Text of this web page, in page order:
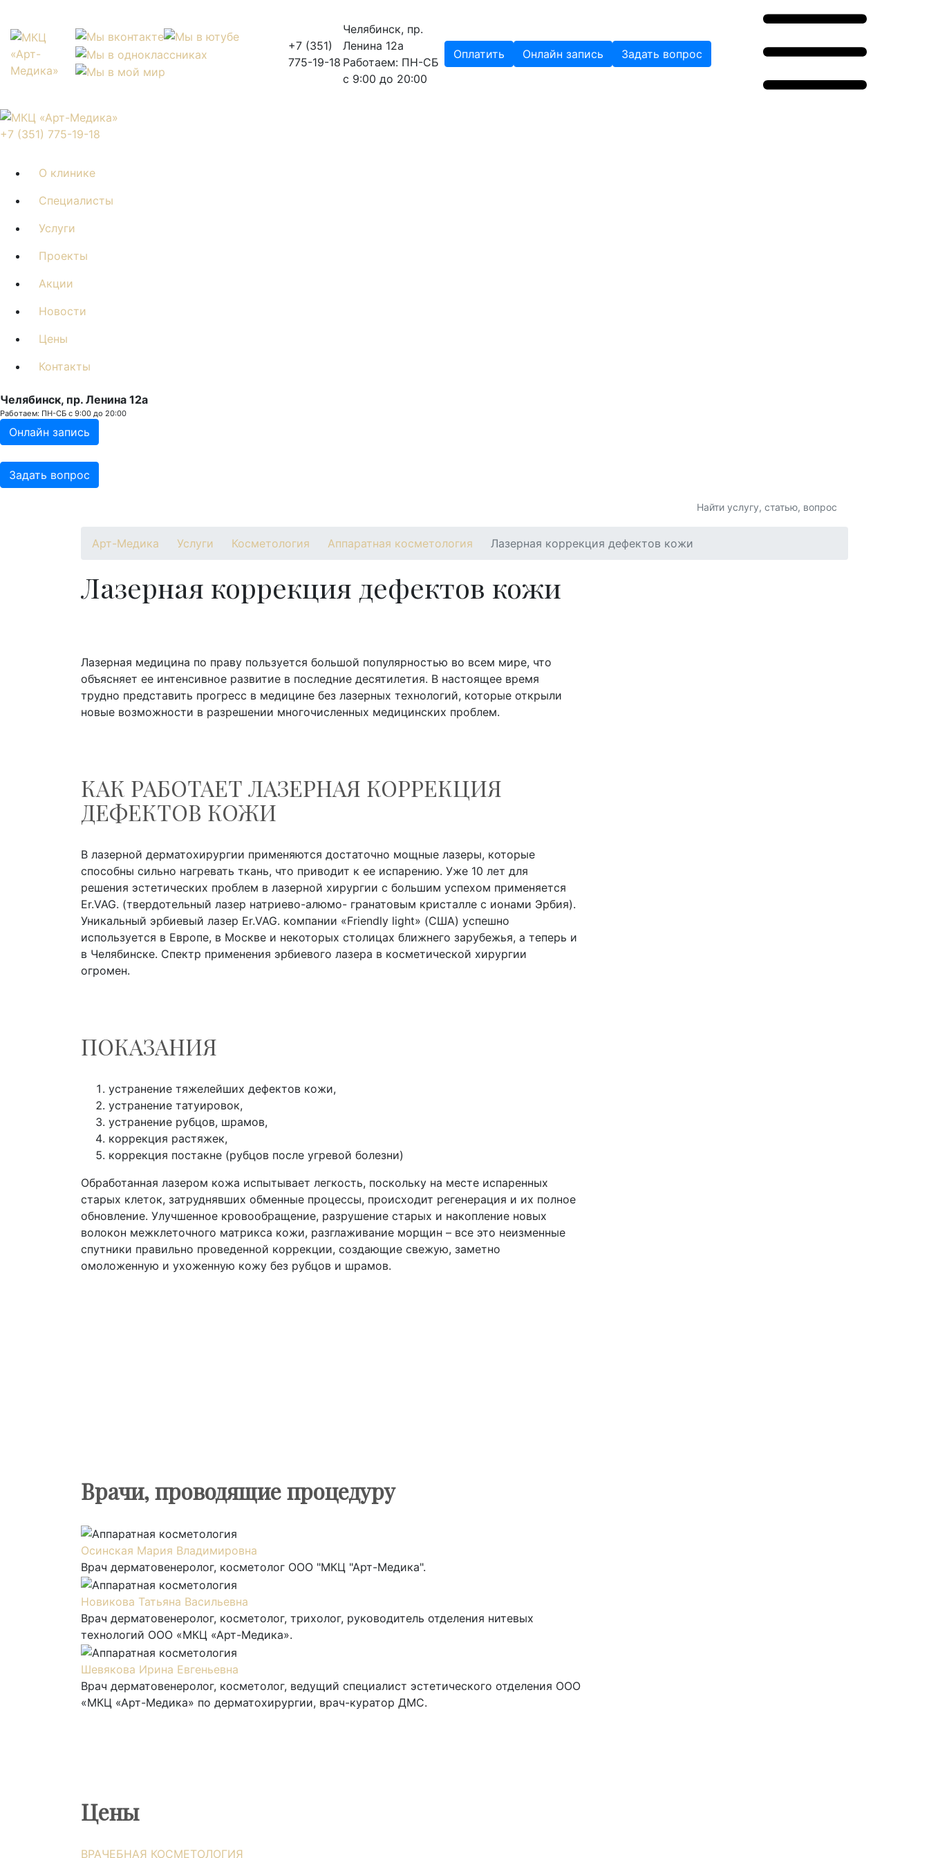
+7 (351)
775-19-18
Челябинск, пр.
Ленина 12a
Работаем: ПН-СБ
с 9:00 до 20:00
Оплатить Онлайн запись Задать вопрос
+7 (351) 775-19-18
О клинике
Специалисты
Услуги
Проекты
Акции
Новости
Цены
Контакты
Челябинск, пр. Ленина 12a
Работаем: ПН-СБ с 9:00 до 20:00
Онлайн запись
Задать вопрос
Арт-Медика Услуги Косметология Аппаратная косметология Лазерная коррекция дефектов кожи
Лазерная коррекция дефектов кожи
Лазерная медицина по праву пользуется большой популярностью во всем мире, что
объясняет ее интенсивное развитие в последние десятилетия. В настоящее время
трудно представить прогресс в медицине без лазерных технологий, которые открыли
новые возможности в разрешении многочисленных медицинских проблем.
КАК РАБОТАЕТ ЛАЗЕРНАЯ КОРРЕКЦИЯ
ДЕФЕКТОВ КОЖИ
В лазерной дерматохирургии применяются достаточно мощные лазеры, которые
способны сильно нагревать ткань, что приводит к ее испарению. Уже 10 лет для
решения эстетических проблем в лазерной хирургии с большим успехом применяется
Er.VAG. (твердотельный лазер натриево-алюмо- гранатовым кристалле с ионами Эрбия).
Уникальный эрбиевый лазер Er.VAG. компании «Friendly light» (США) успешно
используется в Европе, в Москве и некоторых столицах ближнего зарубежья, а теперь и
в Челябинске. Спектр применения эрбиевого лазера в косметической хирургии
огромен.
ПОКАЗАНИЯ
устранение тяжелейших дефектов кожи,
устранение татуировок,
устранение рубцов, шрамов,
коррекция растяжек,
коррекция постакне (рубцов после угревой болезни)
Обработанная лазером кожа испытывает легкость, поскольку на месте испаренных
старых клеток, затруднявших обменные процессы, происходит регенерация и их полное
обновление. Улучшенное кровообращение, разрушение старых и накопление новых
волокон межклеточного матрикса кожи, разглаживание морщин – все это неизменные
спутники правильно проведенной коррекции, создающие свежую, заметно
омоложенную и ухоженную кожу без рубцов и шрамов.
Врачи, проводящие процедуру
Осинская Мария Владимировна
Врач дерматовенеролог, косметолог ООО "МКЦ "Арт-Медика".
Новикова Татьяна Васильевна
Врач дерматовенеролог, косметолог, трихолог, руководитель отделения нитевых
технологий ООО «МКЦ «Арт-Медика».
Шевякова Ирина Евгеньевна
Врач дерматовенеролог, косметолог, ведущий специалист эстетического отделения ООО
«МКЦ «Арт-Медика» по дерматохирургии, врач-куратор ДМС.
Цены
ВРАЧЕБНАЯ КОСМЕТОЛОГИЯ